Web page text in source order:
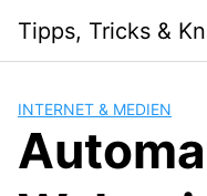
content
Tipps, Tricks &
INTERNET & MEDIEN